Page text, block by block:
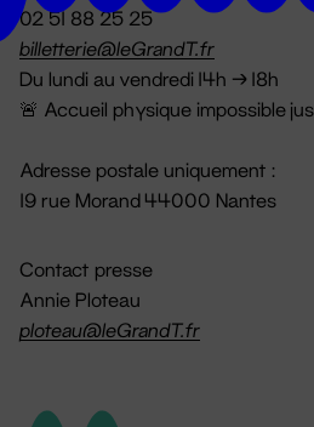
02 51 88 25 25
billetterie@leGrandT.fr
Du lundi au vendredi 14h → 18h
🚨 Accueil physique impossible
Adresse postale uniquement :
19 rue Morand 44000 Nantes
Contact presse
Annie Ploteau
ploteau@leGrandT.fr